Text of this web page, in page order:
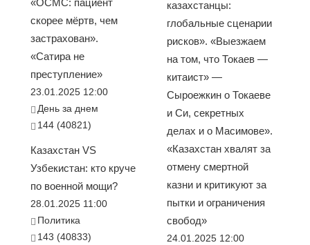
«ОСМС: пациент
скорее мёртв, чем
застрахован».
«Сатира не
преступление»
23.01.2025 12:00
День за днем
144 (40821)
Казахстан VS
Узбекистан: кто круче
по военной мощи?
28.01.2025 11:00
Политика
143 (40833)
казахстанцы:
глобальные сценарии
рисков». «Выезжаем
на том, что Токаев —
китаист» —
Сыроежкин о Токаеве
и Си, секретных
делах и о Масимове».
«Казахстан хвалят за
отмену смертной
казни и критикуют за
пытки и ограничения
свобод»
24.01.2025 12:00